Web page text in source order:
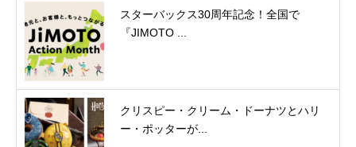
スターバックス30周年記念！全国で
『JIMOTO ...
クリスピー・クリーム・ドーナツとハリ
ー・ポッターが...